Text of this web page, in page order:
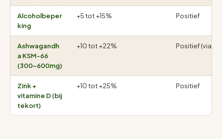
Alcoholbeper
king
+5 tot +15% Positief
Ashwagandh
a KSM-66
(300-600mg)
+10 tot +22% Positief (via
Zink +
vitamine D (bij
tekort)
+10 tot +25% Positief